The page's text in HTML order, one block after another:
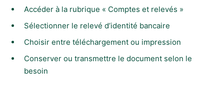
Accéder à la rubrique « Comptes et relevés »
Sélectionner le relevé d’identité bancaire
Choisir entre téléchargement ou impression
Conserver ou transmettre le document selon le
besoin